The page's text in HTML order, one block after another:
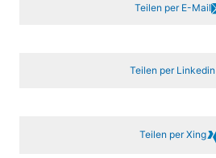
Teilen per E-Mail
Teilen per Linkedin
Teilen per Xing